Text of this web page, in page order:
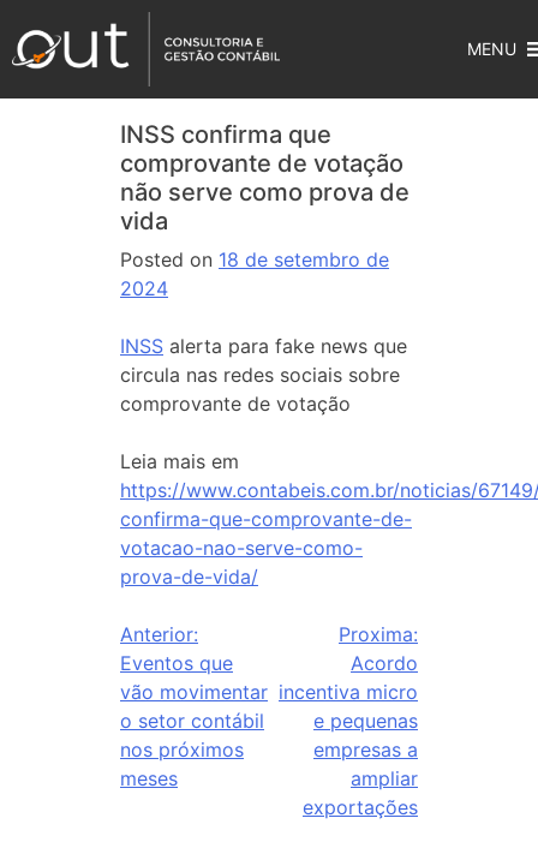
MENU
INSS confirma que
comprovante de votação
não serve como prova de
vida
Posted on 18 de setembro de
2024
INSS alerta para fake news que
circula nas redes sociais sobre
comprovante de votação
Leia mais em
https://www.contabeis.com.br/noticias/
confirma-que-comprovante-de-
votacao-nao-serve-como-
prova-de-vida/
Anterior:
Eventos que
vão movimentar
o setor contábil
nos próximos
meses
Proxima:
Acordo
incentiva micro
e pequenas
empresas a
ampliar
exportações